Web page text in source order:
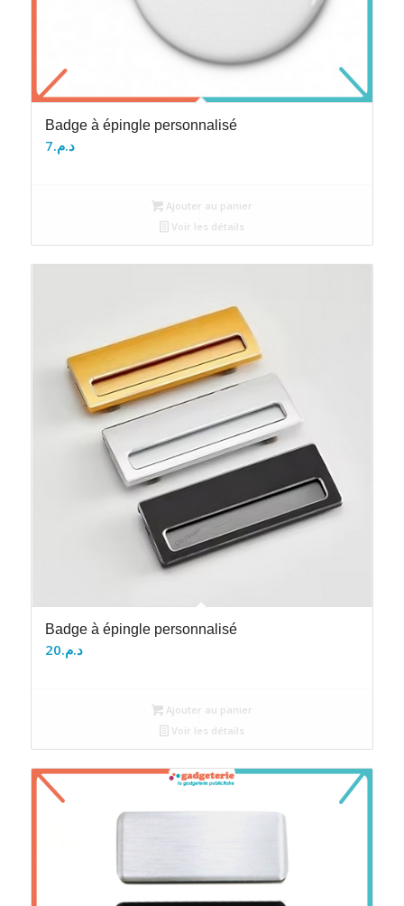
Badge à épingle personnalisé
د.م.7
Ajouter au panier
Voir les détails
Badge à épingle personnalisé
د.م.20
Ajouter au panier
Voir les détails